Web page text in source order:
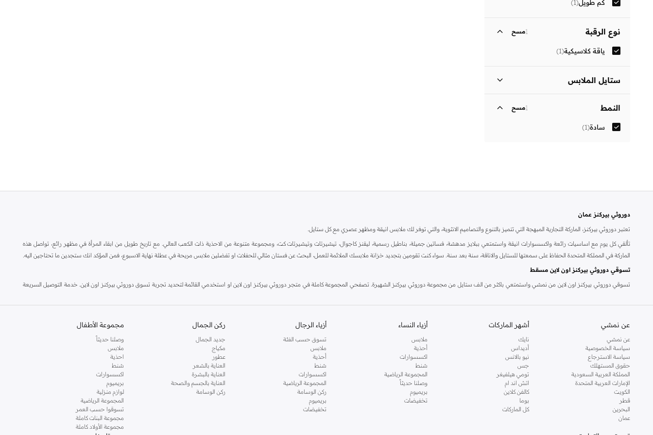
كم طويل(
1
)
نوع الرقبة 1مسح
ياقة كلاسيكية(
1
)
ستايل الملابس
النمط 1مسح
سادة(
1
)
دوروثي بيركنز عمان
تعتبر دوروثي بيركنز، الماركة التجارية المبهجة التي تتميز بالتنوع والتصاميم الانثوية، والتي توفر لك ملابس انيقة ومظهر عصري مع كل ستايل.
تألقي كل يوم مع اساسيات رائعة واكسسوارات انيقة واستمتعي ببلايز مدهشة، فساتين جميلة، بناطيل رسمية، ليقنز كاجوال، تيشيرتات وتيشيرتات كت، ومجموعة متنوعة من الاحذية ذات الكعب العالي. مع تاريخ طويل من ابقاء المرأة في مظهر رائع، تواصل هذه
الماركة في المملكة المتحدة الحفاظ على سمعتها للستايل والاناقة، سنة بعد سنة. سواء كنت تقومين بتجديد خزانة ملابسك الملائمة للعمل، البحث عن فستان مثالي للحفلات او تفضلين ملابس مريحة في عطلة نهاية الاسبوع، فمن المؤكد انك ستجدين ما تحتاجين اليه.
تسوقي دوروثي بيركنز اون لاين مسقط
تسوقي دوروثي بيركنز اون لاين من نمشي واستمتعي باكثر من الف ستايل من مجموعة دوروثي بيركنز الشهيرة. تصفحي المجموعة كاملة في متجر دوروثي بيركنز اون لاين او استخدمي القائمة لتحديد تجربة تسوق دوروثي بيركنز اون لاين. خدمة التوصيل السريعة
عن نمشي
عن نمشي
سياسة الخصوصية
سياسة الاسترجاع
حقوق المستهلك
المملكة العربية السعودية
الإمارات العربية المتحدة
الكويت
قطر
البحرين
عمان
أشهر الماركات
نايك
أديداس
نيو بالانس
جس
تومي هيلفيغر
اتش اند ام
كالفن كلاين
بوما
كل الماركات
أزياء النساء
ملابس
أحذية
اكسسوارات
شنط
المجموعة الرياضية
وصلنا حديثاً
بريميوم
تخفيضات
أزياء الرجال
تسوق حسب الفئة
ملابس
أحذية
شنط
اكسسوارات
المجموعة الرياضية
ركن الوسامة
بريميوم
تخفيضات
ركن الجمال
جديد الجمال
مكياج
عطور
العناية بالشعر
العناية بالبشرة
العناية بالجسم والصحة
ركن الوسامة
مجموعة الأطفال
وصلنا حديثاً
ملابس
احذية
شنط
اكسسوارات
بريميوم
لوازم منزلية
المجموعة الرياضية
تسوقوا حسب العمر
مجموعة البنات كاملة
مجموعة الأولاد كاملة